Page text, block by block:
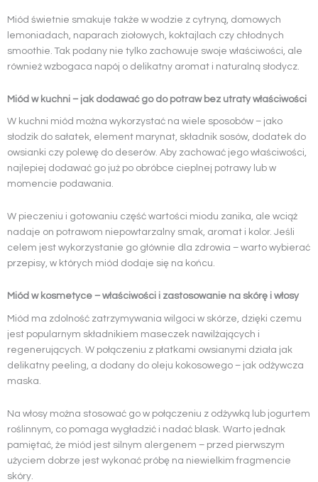
Miód świetnie smakuje także w wodzie z cytryną, domowych
lemoniadach, naparach ziołowych, koktajlach czy chłodnych
smoothie. Tak podany nie tylko zachowuje swoje właściwości, ale
również wzbogaca napój o delikatny aromat i naturalną słodycz.
Miód w kuchni – jak dodawać go do potraw bez utraty właściwości
W kuchni miód można wykorzystać na wiele sposobów – jako
słodzik do sałatek, element marynat, składnik sosów, dodatek do
owsianki czy polewę do deserów. Aby zachować jego właściwości,
najlepiej dodawać go już po obróbce cieplnej potrawy lub w
momencie podawania.
W pieczeniu i gotowaniu część wartości miodu zanika, ale wciąż
nadaje on potrawom niepowtarzalny smak, aromat i kolor. Jeśli
celem jest wykorzystanie go głównie dla zdrowia – warto wybierać
przepisy, w których miód dodaje się na końcu.
Miód w kosmetyce – właściwości i zastosowanie na skórę i włosy
Miód ma zdolność zatrzymywania wilgoci w skórze, dzięki czemu
jest popularnym składnikiem maseczek nawilżających i
regenerujących. W połączeniu z płatkami owsianymi działa jak
delikatny peeling, a dodany do oleju kokosowego – jak odżywcza
maska.
Na włosy można stosować go w połączeniu z odżywką lub jogurtem
roślinnym, co pomaga wygładzić i nadać blask. Warto jednak
pamiętać, że miód jest silnym alergenem – przed pierwszym
użyciem dobrze jest wykonać próbę na niewielkim fragmencie
skóry.